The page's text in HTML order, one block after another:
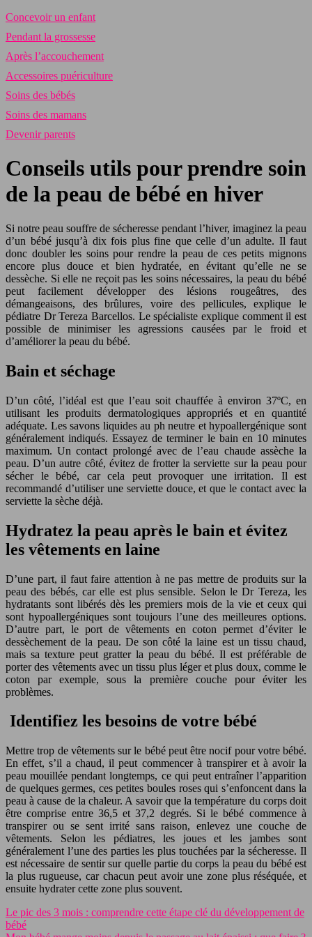
Concevoir un enfant
Pendant la grossesse
Après l’accouchement
Accessoires puériculture
Soins des bébés
Soins des mamans
Devenir parents
Conseils utils pour prendre soin
de la peau de bébé en hiver
Si notre peau souffre de sécheresse pendant l’hiver, imaginez la peau
d’un bébé jusqu’à dix fois plus fine que celle d’un adulte. Il faut
donc doubler les soins pour rendre la peau de ces petits mignons
encore plus douce et bien hydratée, en évitant qu’elle ne se
dessèche. Si elle ne reçoit pas les soins nécessaires, la peau du bébé
peut facilement développer des lésions rougeâtres, des
démangeaisons, des brûlures, voire des pellicules, explique le
pédiatre Dr Tereza Barcellos. Le spécialiste explique comment il est
possible de minimiser les agressions causées par le froid et
d’améliorer la peau du bébé.
Bain et séchage
D’un côté, l’idéal est que l’eau soit chauffée à environ 37ºC, en
utilisant les produits dermatologiques appropriés et en quantité
adéquate. Les savons liquides au ph neutre et hypoallergénique sont
généralement indiqués. Essayez de terminer le bain en 10 minutes
maximum. Un contact prolongé avec de l’eau chaude assèche la
peau. D’un autre côté, évitez de frotter la serviette sur la peau pour
sécher le bébé, car cela peut provoquer une irritation. Il est
recommandé d’utiliser une serviette douce, et que le contact avec la
serviette la sèche déjà.
Hydratez la peau après le bain et évitez
les vêtements en laine
D’une part, il faut faire attention à ne pas mettre de produits sur la
peau des bébés, car elle est plus sensible. Selon le Dr Tereza, les
hydratants sont libérés dès les premiers mois de la vie et ceux qui
sont hypoallergéniques sont toujours l’une des meilleures options.
D’autre part, le port de vêtements en coton permet d’éviter le
dessèchement de la peau. De son côté la laine est un tissu chaud,
mais sa texture peut gratter la peau du bébé. Il est préférable de
porter des vêtements avec un tissu plus léger et plus doux, comme le
coton par exemple, sous la première couche pour éviter les
problèmes.
Identifiez les besoins de votre bébé
Mettre trop de vêtements sur le bébé peut être nocif pour votre bébé.
En effet, s’il a chaud, il peut commencer à transpirer et à avoir la
peau mouillée pendant longtemps, ce qui peut entraîner l’apparition
de quelques germes, ces petites boules roses qui s’enfoncent dans la
peau à cause de la chaleur. A savoir que la température du corps doit
être comprise entre 36,5 et 37,2 degrés. Si le bébé commence à
transpirer ou se sent irrité sans raison, enlevez une couche de
vêtements. Selon les pédiatres, les joues et les jambes sont
généralement l’une des parties les plus touchées par la sécheresse. Il
est nécessaire de sentir sur quelle partie du corps la peau du bébé est
la plus rugueuse, car chacun peut avoir une zone plus réséquée, et
ensuite hydrater cette zone plus souvent.
Le pic des 3 mois : comprendre cette étape clé du développement de
bébé